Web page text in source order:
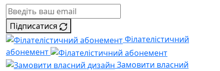
Підписатися
Філателістичний
абонемент
Замовити власний